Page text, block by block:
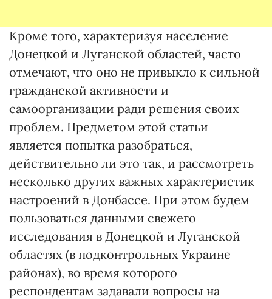
Кроме того, характеризуя население
Донецкой и Луганской областей, часто
отмечают, что оно не привыкло к сильной
гражданской активности и
самоорганизации ради решения своих
проблем. Предметом этой статьи
является попытка разобраться,
действительно ли это так, и рассмотреть
несколько других важных характеристик
настроений в Донбассе. При этом будем
пользоваться данными свежего
исследования в Донецкой и Луганской
областях (в подконтрольных Украине
районах), во время которого
респондентам задавали вопросы на